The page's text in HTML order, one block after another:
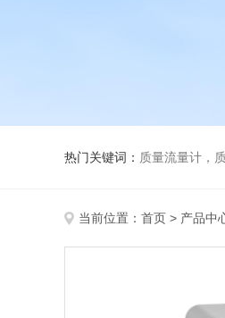
热门关键词： 质量流量计，
当前位置： 首页 > 产品中